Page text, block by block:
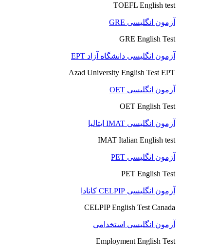
TOEFL English test
آزمون انگلیسی GRE
GRE English Test
آزمون انگلیسی دانشگاه آزاد EPT
Azad University English Test EPT
آزمون انگلیسی OET
OET English Test
آزمون انگلیسی IMAT ایتالیا
IMAT Italian English test
آزمون انگلیسی PET
PET English Test
آزمون انگلیسی CELPIP کانادا
CELPIP English Test Canada
آزمون انگلیسی استخدامی
Employment English Test